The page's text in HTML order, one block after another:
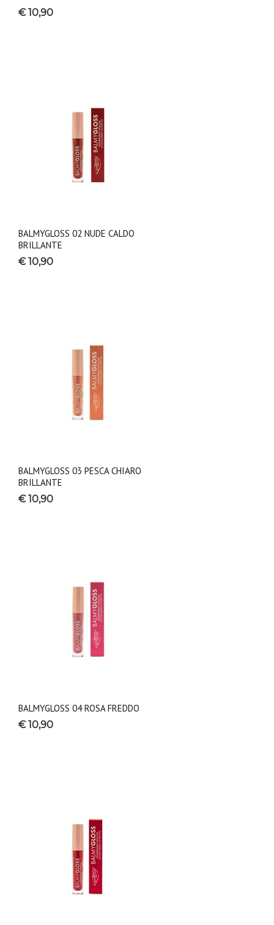
€ 10,90
BALMYGLOSS 02 NUDE CALDO
BRILLANTE
€ 10,90
BALMYGLOSS 03 PESCA CHIARO
BRILLANTE
€ 10,90
BALMYGLOSS 04 ROSA FREDDO
€ 10,90